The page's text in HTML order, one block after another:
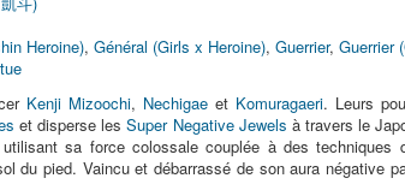
Heroine), Général (Girls x Heroine), Guerrier, Guerrier
Kenji Mizoochi, Nechigae et Komuragaeri. Leurs
et disperse lesSuper Negative Jewels à travers le
sa force colossale couplée à des techniques
du pied. Vaincu et débarrassé de son aura négative